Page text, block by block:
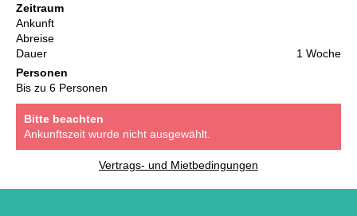
Zeitraum
Ankunft
Abreise
Dauer
1 Woche
Personen
Bis zu 6 Personen
Bitte beachten
Ankunftszeit wurde nicht ausgewählt.
Vertrags- und Mietbedingungen